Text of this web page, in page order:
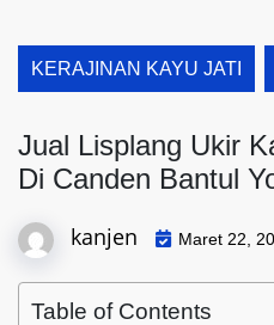
KERAJINAN KAYU JATI
Jual Lisplang Ukir
Di Canden Bantul
kanjen Maret 22,
Table of Contents